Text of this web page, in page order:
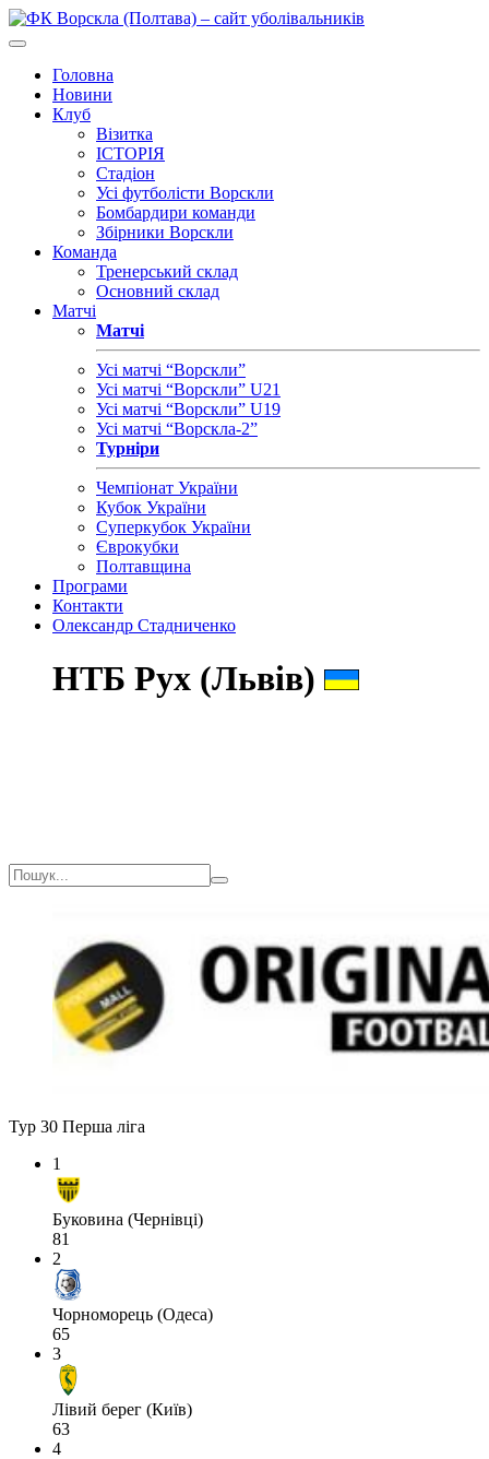
Головна
Новини
Клуб
Візитка
ІСТОРІЯ
Стадіон
Усі футболісти Ворскли
Бомбардири команди
Збірники Ворскли
Команда
Тренерський склад
Основний склад
Матчі
Матчі
Усі матчі “Ворскли”
Усі матчі “Ворскли” U21
Усі матчі “Ворскли” U19
Усі матчі “Ворскла-2”
Турніри
Чемпіонат України
Кубок України
Суперкубок України
Єврокубки
Полтавщина
Програми
Контакти
Олександр Стадниченко
НТБ Рух (Львів)
Тур 30 Перша ліга
1
Буковина (Чернівці)
81
2
Чорноморець (Одеса)
65
3
Лівий берег (Київ)
63
4